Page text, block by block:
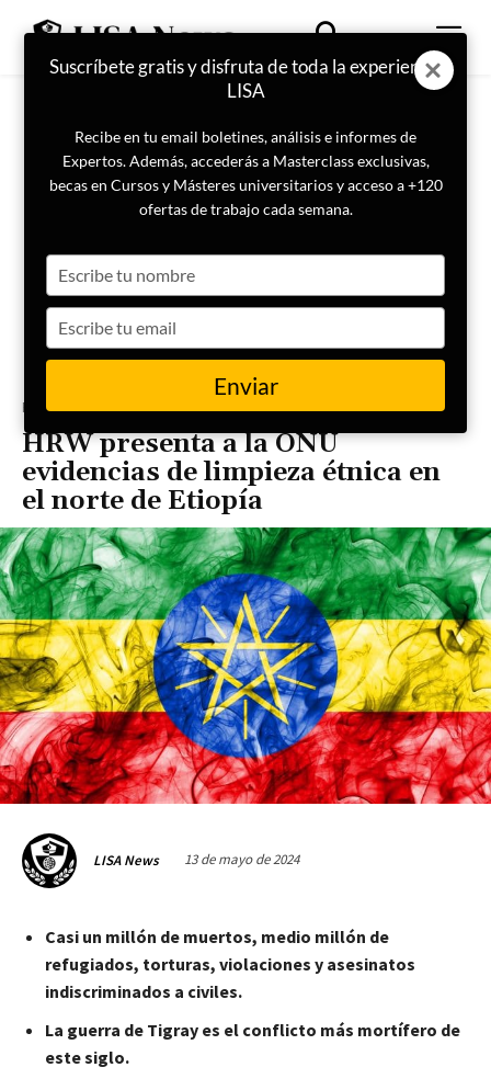
Portada Actualidad
HRW presenta a la ONU
evidencias de limpieza étnica en
el norte de Etiopía
LISA News 13 de mayo de 2024
Casi un millón de muertos, medio millón de
refugiados, torturas, violaciones y asesinatos
indiscriminados a civiles.
La guerra de Tigray es el conflicto más mortífero de
este siglo.
Suscríbete gratis y disfruta de toda la experiencia
LISA
Recibe en tu email boletines, análisis e informes de
Expertos. Además, accederás a Masterclass exclusivas,
becas en Cursos y Másteres universitarios y acceso a +120
ofertas de trabajo cada semana.
your
name
your
email
Enviar